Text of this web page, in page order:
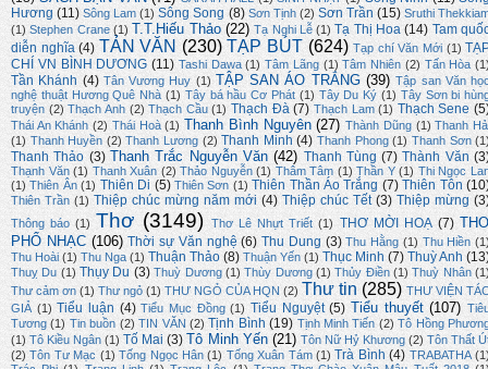
Hương (11) Sông Lam (1) Sông Song (8) Sơn Tịnh (2) Sơn Trần (15) Sruthi
(1) Stephen Crane (1) T.T.Hiếu Thảo (22) Tạ Nghi Lễ (1) Tạ Thị Hoa (14) Tam
diễn nghĩa (4) TẢN VĂN (230) TẠP BÚT (624) Tạp chí Văn Mới (1)
CHÍ VN BÌNH DƯƠNG (11) Tashi Dawa (1) Tâm Lãng (1) Tâm Nhiên (2) Tấn Hòa
Tần Khánh (4) Tân Vương Huy (1) TẬP SAN ÁO TRẮNG (39) Tập san Văn
nghệ thuật Hương Quê Nhà (1) Tây bá hầu Cơ Phát (1) Tây Du Ký (1) Tây Sơn bi
truyện (2) Thạch Anh (2) Thạch Cầu (1) Thạch Đà (7) Thạch Lam (1) Thạch Sene
Thái An Khánh (2) Thái Hoà (1) Thanh Bình Nguyên (27) Thành Dũng (1) Thanh
(1) Thanh Huyền (2) Thanh Lương (2) Thanh Minh (4) Thanh Phong (1) Thanh Sơn
Thanh Thảo (3) Thanh Trắc Nguyễn Văn (42) Thanh Tùng (7) Thành Văn
Thạnh Văn (1) Thanh Xuân (2) Thảo Nguyễn (1) Thâm Tâm (1) Thần Y (1) Thi Ngọc
(1) Thiên Ân (1) Thiên Di (5) Thiên Sơn (1) Thiên Thần Áo Trắng (7) Thiên Tôn
Thiên Trần (1) Thiệp chúc mừng năm mới (4) Thiệp chúc Tết (3) Thiệp mừng
Thông báo (1) Thơ (3149) Thơ Lê Nhựt Triết (1) THƠ MỜI HOẠ (7)
PHỔ NHẠC (106) Thời sự Văn nghệ (6) Thu Dung (3) Thu Hằng (1) Thu Hiền
Thu Hoài (1) Thu Nga (1) Thuận Thảo (8) Thuận Yến (1) Thục Minh (7) Thuỳ Anh
Thuỵ Du (1) Thụy Du (3) Thuỳ Dương (1) Thùy Dương (1) Thủy Điền (1) Thuỳ Nhân
Thư cảm ơn (1) Thư ngỏ (1) THƯ NGỎ CỦA HQN (2) Thư tin (285) THƯ VIỆN
GIẢ (1) Tiểu luận (4) Tiểu Mục Đồng (1) Tiểu Nguyệt (5) Tiểu thuyết (107)
Tương (1) Tin buồn (2) TIN VĂN (2) Tịnh Bình (19) Tịnh Minh Tiến (2) Tô Hồng
(1) Tô Kiều Ngân (1) Tố Mai (3) Tô Minh Yến (21) Tôn Nữ Hỷ Khương (2) Tôn Thất
(2) Tôn Tư Mạc (1) Tống Ngọc Hân (1) Tống Xuân Tám (1) Trà Bình (4) TRABATHA